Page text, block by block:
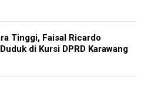
Tinggi, Faisal Ricardo
di Kursi DPRD Karawang